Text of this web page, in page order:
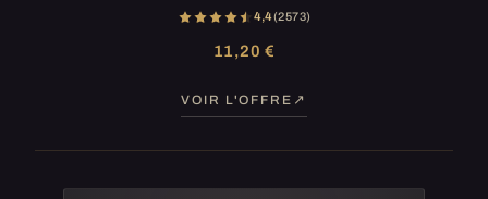
4,4(2 573)
11,20 €
VOIR L'OFFRE